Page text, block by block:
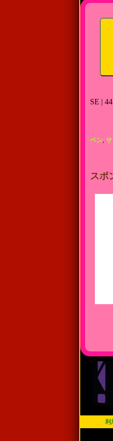
SE |
ペン,
スポ
利